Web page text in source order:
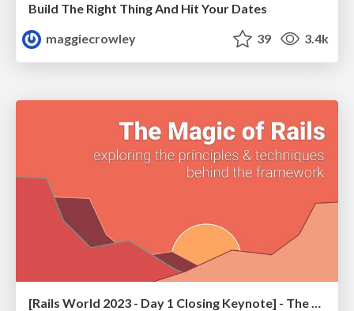
Build The Right Thing And Hit Your Dates
maggiecrowley
39 3.4k